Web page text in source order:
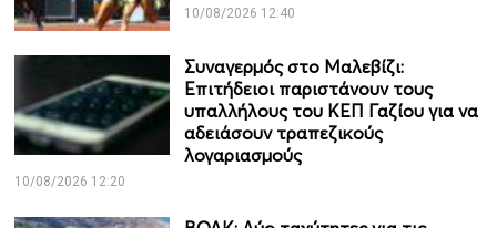
10/08/2026 12:40
Συναγερμός στο Μαλεβίζι:
Επιτήδειοι παριστάνουν τους
υπαλλήλους του ΚΕΠ Γαζίου για να
αδειάσουν τραπεζικούς
λογαριασμούς
10/08/2026 12:20